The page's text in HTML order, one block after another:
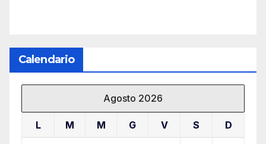
Calendario
Agosto 2026
L M M G V S D